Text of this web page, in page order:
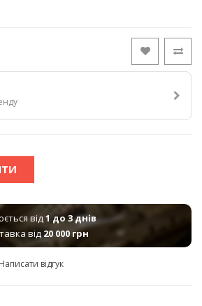
від1 до 3 днів
від20 000 грн
Написати відгук